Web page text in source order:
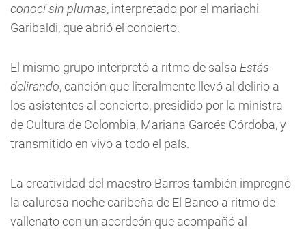
conocí sin plumas, interpretado por el mariachi
Garibaldi, que abrió el concierto.
El mismo grupo interpretó a ritmo de salsa Estás
delirando, canción que literalmente llevó al delirio a
los asistentes al concierto, presidido por la ministra
de Cultura de Colombia, Mariana Garcés Córdoba, y
transmitido en vivo a todo el país.
La creatividad del maestro Barros también impregnó
la calurosa noche caribeña de El Banco a ritmo de
vallenato con un acordeón que acompañó al